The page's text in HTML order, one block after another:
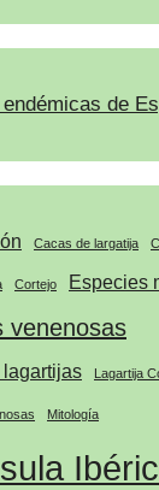
de
Cacas de largatija
Cortejo Especies
venenosas
Lagartija
Mitología